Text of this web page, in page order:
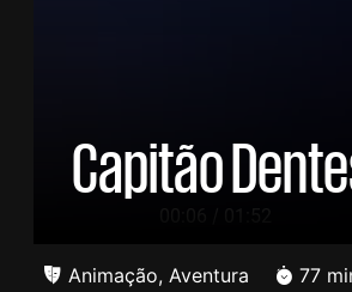
Capitão
Animação, Aventura 77